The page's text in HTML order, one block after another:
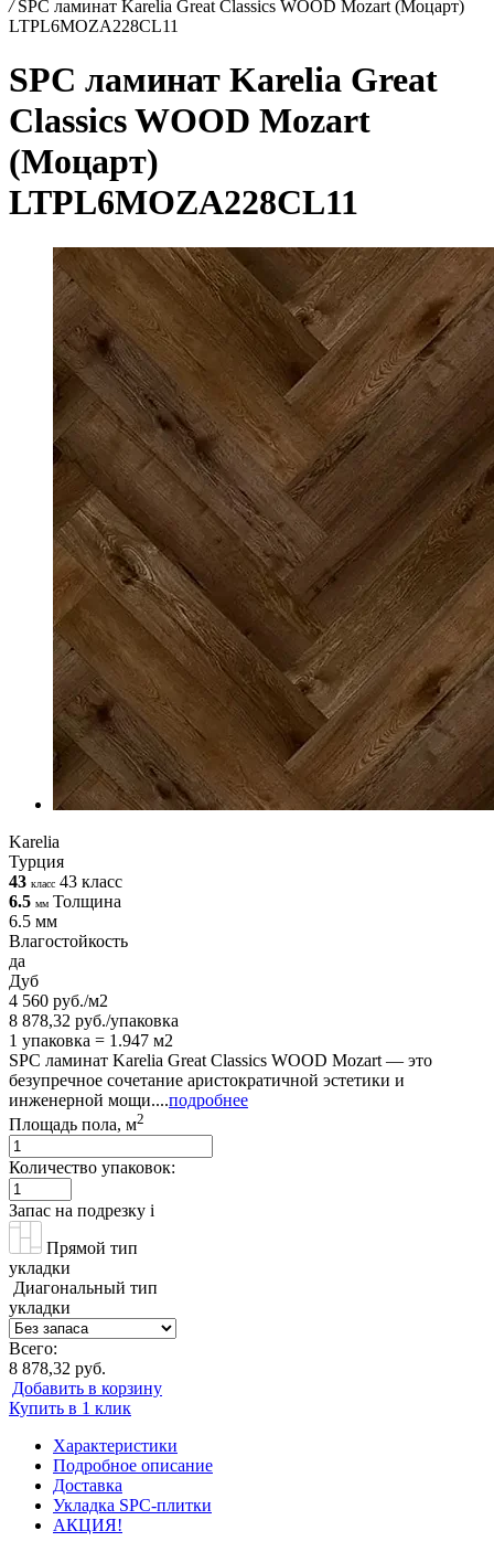
/ SPC ламинат Karelia Great Classics WOOD Mozart (Моцарт)
LTPL6MOZA228CL11
SPC ламинат Karelia Great
Classics WOOD Mozart
(Моцарт)
LTPL6MOZA228CL11
Karelia
Турция
43 класс 43 класс
6.5 мм Толщина
6.5 мм
Влагостойкость
да
Дуб
4 560 руб./м2
8 878,32 руб./упаковка
1 упаковка = 1.947 м2
SPC ламинат Karelia Great Classics WOOD Mozart — это
безупречное сочетание аристократичной эстетики и
инженерной мощи....подробнее
Площадь пола, м2
Количество упаковок:
Запас на подрезку i
Прямой тип
укладки
Диагональный тип
укладки
Всего:
8 878,32 руб.
Добавить в корзину
Купить в 1 клик
Характеристики
Подробное описание
Доставка
Укладка SPC-плитки
АКЦИЯ!